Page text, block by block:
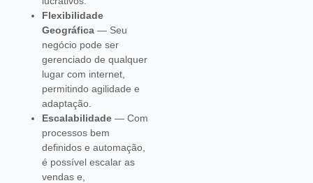
Flexibilidade
Geográfica — Seu
negócio pode ser
gerenciado de qualquer
lugar com internet,
permitindo agilidade e
adaptação.
Escalabilidade — Com
processos bem
definidos e automação,
é possível escalar as
vendas e,